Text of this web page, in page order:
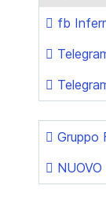
fb
Gruppo